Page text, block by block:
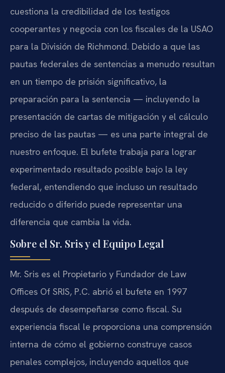
cuestiona la credibilidad de los testigos
cooperantes y negocia con los fiscales de la USAO
para la División de Richmond. Debido a que las
pautas federales de sentencias a menudo resultan
en un tiempo de prisión significativo, la
preparación para la sentencia — incluyendo la
presentación de cartas de mitigación y el cálculo
preciso de las pautas — es una parte integral de
nuestro enfoque. El bufete trabaja para lograr
experimentado resultado posible bajo la ley
federal, entendiendo que incluso un resultado
reducido o diferido puede representar una
diferencia que cambia la vida.
Sobre el Sr. Sris y el Equipo Legal
Mr. Sris es el Propietario y Fundador de Law
Offices Of SRIS, P.C. abrió el bufete en 1997
después de desempeñarse como fiscal. Su
experiencia fiscal le proporciona una comprensión
interna de cómo el gobierno construye casos
penales complejos, incluyendo aquellos que